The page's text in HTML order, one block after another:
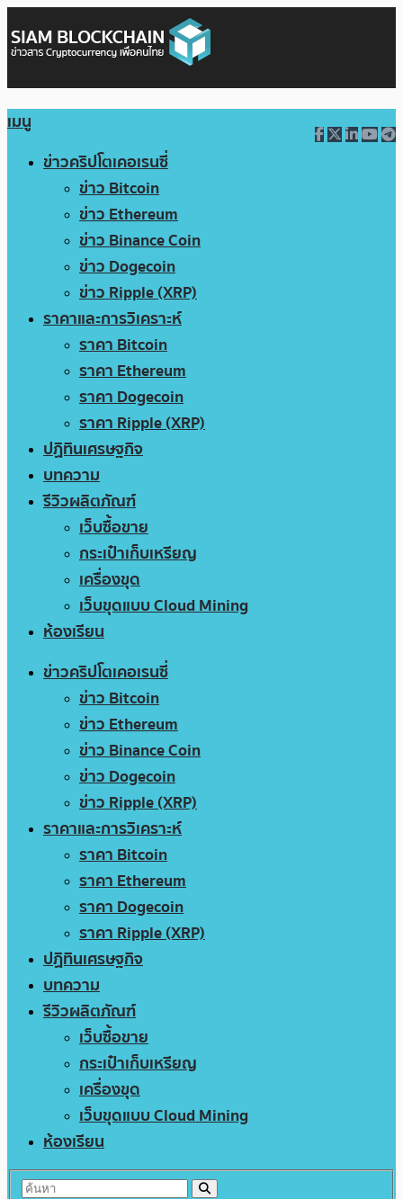
เมนู
ข่าวคริปโตเคอเรนซี่
ข่าว Bitcoin
ข่าว Ethereum
ข่าว Binance Coin
ข่าว Dogecoin
ข่าว Ripple (XRP)
ราคาและการวิเคราะห์
ราคา Bitcoin
ราคา Ethereum
ราคา Dogecoin
ราคา Ripple (XRP)
ปฏิทินเศรษฐกิจ
บทความ
รีวิวผลิตภัณฑ์
เว็บซื้อขาย
กระเป๋าเก็บเหรียญ
เครื่องขุด
เว็บขุดแบบ Cloud Mining
ห้องเรียน
ข่าวคริปโตเคอเรนซี่
ข่าว Bitcoin
ข่าว Ethereum
ข่าว Binance Coin
ข่าว Dogecoin
ข่าว Ripple (XRP)
ราคาและการวิเคราะห์
ราคา Bitcoin
ราคา Ethereum
ราคา Dogecoin
ราคา Ripple (XRP)
ปฏิทินเศรษฐกิจ
บทความ
รีวิวผลิตภัณฑ์
เว็บซื้อขาย
กระเป๋าเก็บเหรียญ
เครื่องขุด
เว็บขุดแบบ Cloud Mining
ห้องเรียน